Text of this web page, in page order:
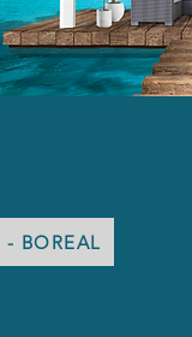
BOREAL